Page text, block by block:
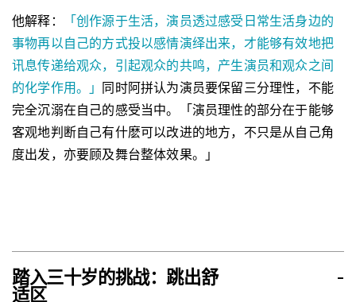
他解释：
「创作源于生活，演员透过感受日常生活身边的
事物再以自己的方式投以感情演绎出来，才能够有效地把
讯息传递给观众，引起观众的共鸣，产生演员和观众之间
的化学作用。」 同时阿拼认为演员要保留三分理性，不能
完全沉溺在自己的感受当中。「演员理性的部分在于能够
客观地判断自己有什麽可以改进的地方，不只是从自己角
度出发，亦要顾及舞台整体效果。」
踏入三十岁的挑战：跳出舒
适区
-